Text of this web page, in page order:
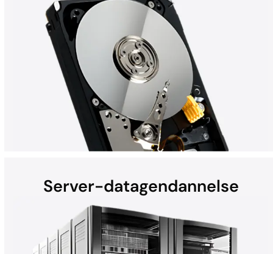
Harddiske (HDD'er) i bærbare computere, stationære
computere, eksterne enheder og heliumdrev kan miste data
pga. hardwarefejl, fysisk skade, malware og meget mere. Uanset
Server-datagendannelse